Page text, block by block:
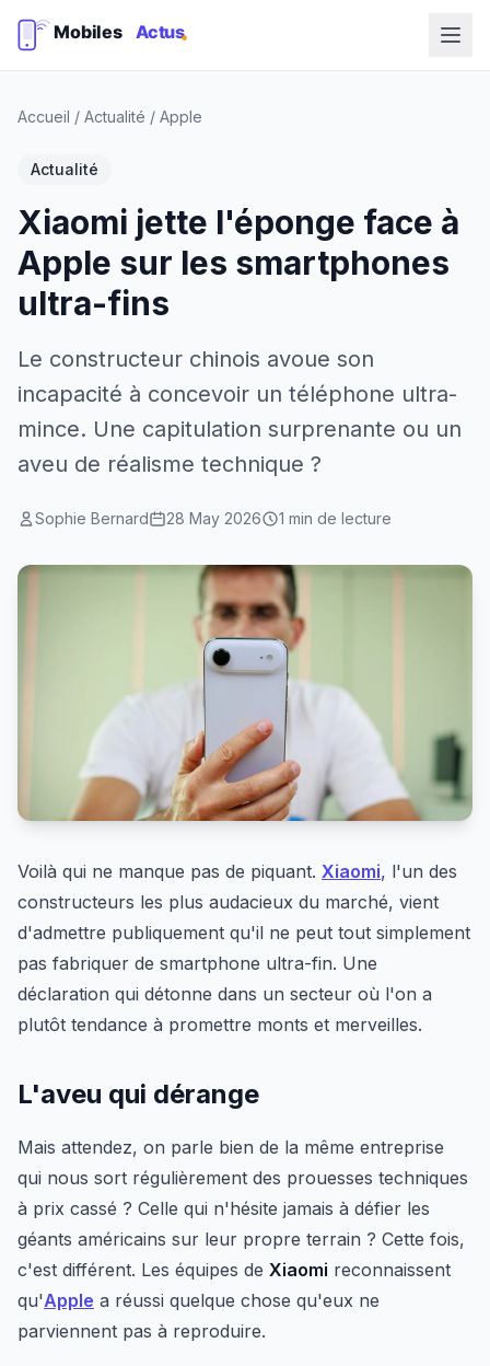
Accueil / Actualité / Apple
Actualité
Xiaomi jette l'éponge face à
Apple sur les smartphones
ultra-fins
Le constructeur chinois avoue son
incapacité à concevoir un téléphone ultra-
mince. Une capitulation surprenante ou un
aveu de réalisme technique ?
Sophie Bernard 28 May 2026 1 min de lecture
Voilà qui ne manque pas de piquant. Xiaomi, l'un des
constructeurs les plus audacieux du marché, vient
d'admettre publiquement qu'il ne peut tout simplement
pas fabriquer de smartphone ultra-fin. Une
déclaration qui détonne dans un secteur où l'on a
plutôt tendance à promettre monts et merveilles.
L'aveu qui dérange
Mais attendez, on parle bien de la même entreprise
qui nous sort régulièrement des prouesses techniques
à prix cassé ? Celle qui n'hésite jamais à défier les
géants américains sur leur propre terrain ? Cette fois,
c'est différent. Les équipes de Xiaomi reconnaissent
qu'Apple a réussi quelque chose qu'eux ne
parviennent pas à reproduire.